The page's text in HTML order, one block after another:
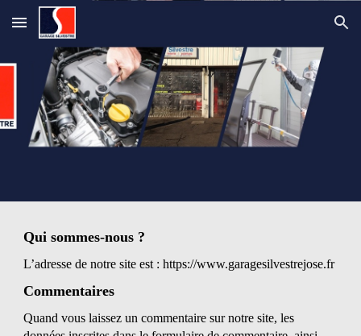
Skip to main content Skip to navigation
Qui sommes-nous ?
L’adresse de notre site est : https://www.garagesilvestrejose.fr
Commentaires
Quand vous laissez un commentaire sur notre site, les